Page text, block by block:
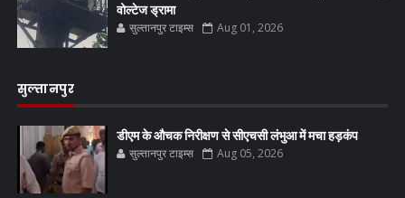
वोल्टेज ड्रामा
सुल्तानपुर टाइम्स Aug 01, 2026
सुल्तानपुर
डीएम के औचक निरीक्षण से सीएचसी लंभुआ में मचा हड़कंप
सुल्तानपुर टाइम्स Aug 05, 2026